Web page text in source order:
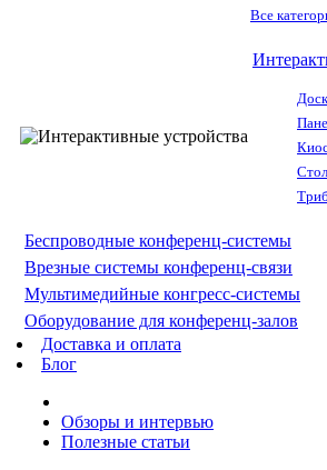
Все
Беспроводные конференц-системы
Врезные системы конференц-связи
Мультимедийные конгресс-системы
Оборудование для конференц-залов
Доставка и оплата
Блог
Обзоры и интервью
Полезные статьи